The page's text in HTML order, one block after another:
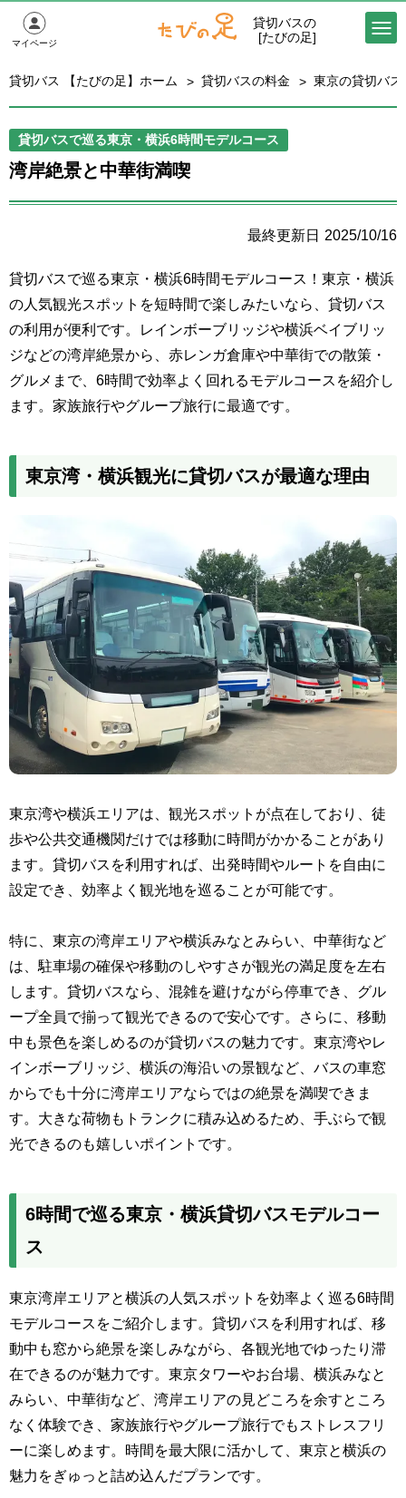
貸切バスの
[たびの足]
マイページ
貸切バス 【たびの足】ホーム 貸切バスの料金 東京の貸切バス
貸切バスで巡る東京・横浜6時間モデルコース
湾岸絶景と中華街満喫
2025/10/16
貸切バスで巡る東京・横浜6時間モデルコース！東京・横浜
の人気観光スポットを短時間で楽しみたいなら、貸切バス
の利用が便利です。レインボーブリッジや横浜ベイブリッ
ジなどの湾岸絶景から、赤レンガ倉庫や中華街での散策・
グルメまで、6時間で効率よく回れるモデルコースを紹介し
ます。家族旅行やグループ旅行に最適です。
東京湾・横浜観光に貸切バスが最適な理由
東京湾や横浜エリアは、観光スポットが点在しており、徒
歩や公共交通機関だけでは移動に時間がかかることがあり
ます。貸切バスを利用すれば、出発時間やルートを自由に
設定でき、効率よく観光地を巡ることが可能です。
特に、東京の湾岸エリアや横浜みなとみらい、中華街など
は、駐車場の確保や移動のしやすさが観光の満足度を左右
します。貸切バスなら、混雑を避けながら停車でき、グル
ープ全員で揃って観光できるので安心です。さらに、移動
中も景色を楽しめるのが貸切バスの魅力です。東京湾やレ
インボーブリッジ、横浜の海沿いの景観など、バスの車窓
からでも十分に湾岸エリアならではの絶景を満喫できま
す。大きな荷物もトランクに積み込めるため、手ぶらで観
光できるのも嬉しいポイントです。
6時間で巡る東京・横浜貸切バスモデルコー
ス
東京湾岸エリアと横浜の人気スポットを効率よく巡る6時間
モデルコースをご紹介します。貸切バスを利用すれば、移
動中も窓から絶景を楽しみながら、各観光地でゆったり滞
在できるのが魅力です。東京タワーやお台場、横浜みなと
みらい、中華街など、湾岸エリアの見どころを余すところ
なく体験でき、家族旅行やグループ旅行でもストレスフリ
ーに楽しめます。時間を最大限に活かして、東京と横浜の
魅力をぎゅっと詰め込んだプランです。